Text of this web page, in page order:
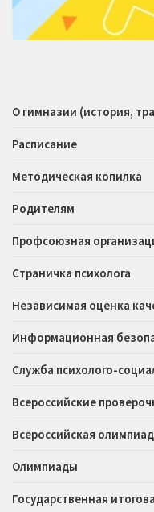
О гимназии (история,
Расписание
Методическая копилка
Родителям
Профсоюзная
Страничка психолога
Независимая оценка
Информационная
Служба психолого-
Всероссийские
Всероссийская
Олимпиады
Государственная